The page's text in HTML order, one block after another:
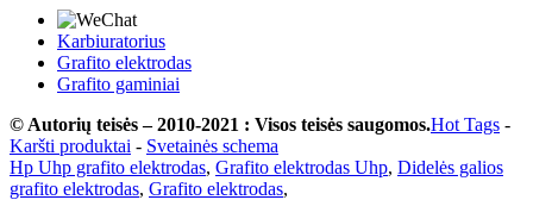
Karbiuratorius
Grafito elektrodas
Grafito gaminiai
© Autorių teisės – 2010-2021 : Visos teisės saugomos.Hot Tags -
Karšti produktai - Svetainės schema
Hp Uhp grafito elektrodas, Grafito elektrodas Uhp, Didelės galios
grafito elektrodas, Grafito elektrodas,